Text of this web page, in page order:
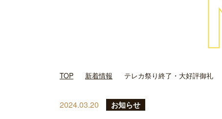
TOP 新着情報 テレカ祭り終了・大好評御礼
2024.03.20 お知らせ